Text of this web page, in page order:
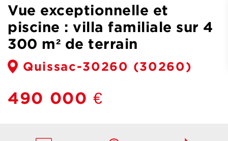
Vue exceptionnelle et
piscine : villa familiale sur 4
300 m² de terrain
Quissac-30260 (30260)
490 000 €